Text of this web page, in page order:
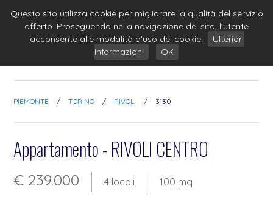
PIEMONTE / TORINO / RIVOLI / 3130
Appartamento - RIVOLI CENTRO
€ 239.000 4 locali 100 mq
Questo sito utilizza cookie per migliorare la qualità del servizio
offerto. Proseguendo nella navigazione del sito, l'utente
acconsente alle modalità d'uso dei cookie.
Ulteriori
Informazioni
OK